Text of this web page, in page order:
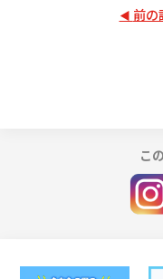
前の
こ